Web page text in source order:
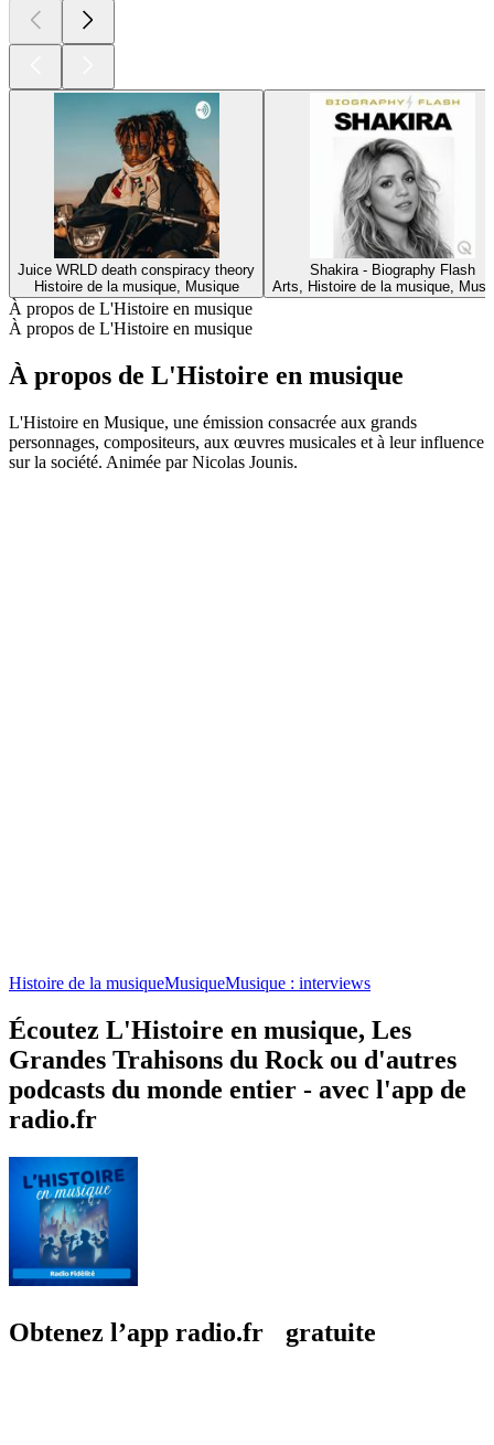
Juice WRLD death conspiracy theory
Histoire de la musique, Musique
Shakira - Biography Flash
Arts, Histoire de la musique,
À propos de L'Histoire en musique
À propos de L'Histoire en musique
À propos de L'Histoire en musique
L'Histoire en Musique, une émission consacrée aux grands
personnages, compositeurs, aux œuvres musicales et à leur influence
sur la société. Animée par Nicolas Jounis.
Histoire de la musiqueMusiqueMusique : interviews
Écoutez L'Histoire en musique, Les
Grandes Trahisons du Rock ou d'autres
podcasts du monde entier - avec l'app de
radio.fr
Obtenez l’app radio.fr gratuite